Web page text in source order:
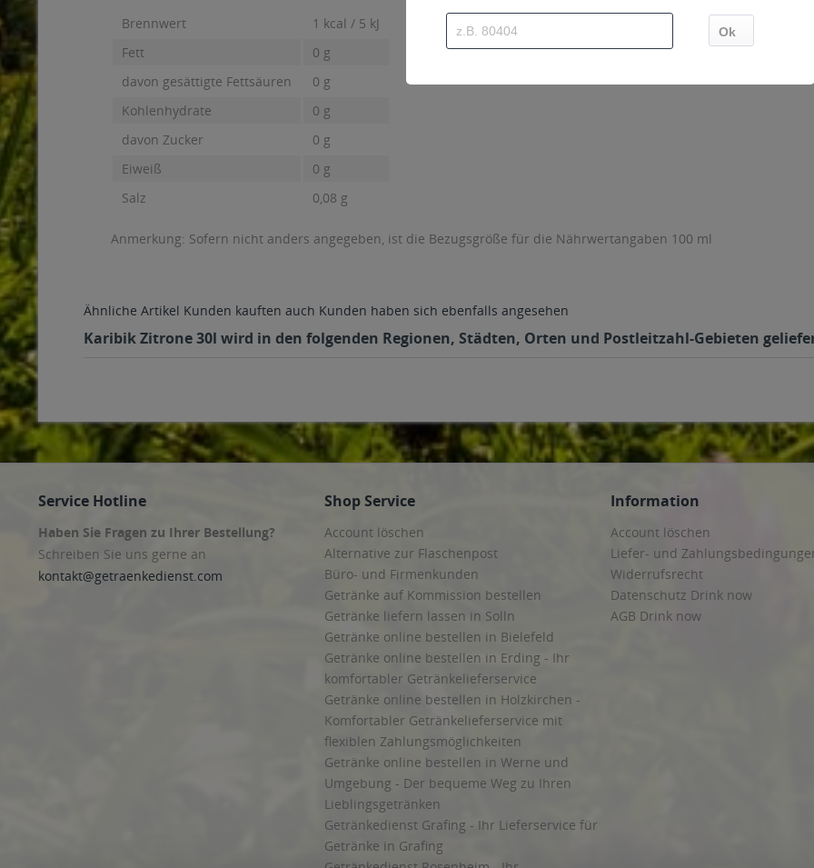
Brennwert
1 kcal / 5 kJ
Fett
0 g
davon gesättigte Fettsäuren
0 g
Kohlenhydrate
0 g
davon Zucker
0 g
Eiweiß
0 g
Salz
0,08 g
Anmerkung: Sofern nicht anders angegeben, ist die Bezugsgröße für die Nährwertangaben 100 ml
Ähnliche Artikel Kunden kauften auch Kunden haben sich ebenfalls angesehen
Karibik Zitrone 30l wird in den folgenden Regionen, Städten, Orten und Postleitzahl-Gebieten
Service Hotline
Haben Sie Fragen zu Ihrer Bestellung?
Schreiben Sie uns gerne an
kontakt@getraenkedienst.com
Shop Service
Account löschen
Alternative zur Flaschenpost
Büro- und Firmenkunden
Getränke auf Kommission bestellen
Getränke liefern lassen in Solln
Getränke online bestellen in Bielefeld
Getränke online bestellen in Erding - Ihr
komfortabler Getränkelieferservice
Getränke online bestellen in Holzkirchen -
Komfortabler Getränkelieferservice mit
flexiblen Zahlungsmöglichkeiten
Getränke online bestellen in Werne und
Umgebung - Der bequeme Weg zu Ihren
Lieblingsgetränken
Getränkedienst Grafing - Ihr Lieferservice für
Getränke in Grafing
Information
Account löschen
Liefer- und
Widerrufsrecht
Datenschutz Drink now
AGB Drink now